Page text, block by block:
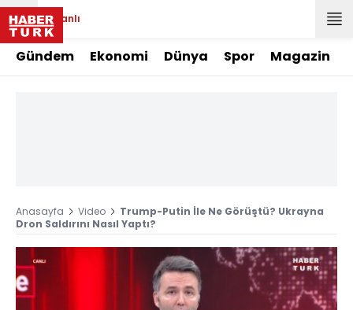
Canlı
Gündem Ekonomi Dünya Spor Magazin
Anasayfa Video
Trump-Putin İle Ne Görüştü? Ukrayna
Dron Saldırını Nasıl Yaptı?